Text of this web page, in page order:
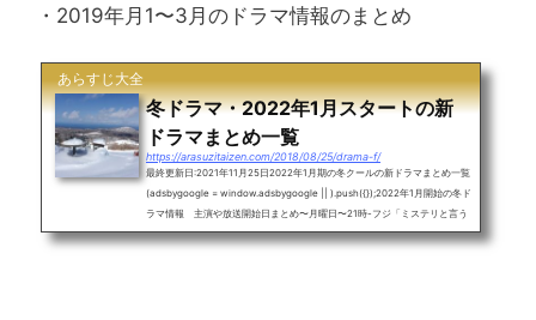
・2019年月1〜3月のドラマ情報のまとめ
あらすじ大全
冬ドラマ・2022年1月スタートの新
ドラマまとめ一覧
https://arasuzitaizen.com/2018/08/25/drama-f/
最終更新日:2021年11月25日2022年1月期の冬クールの新ドラマまとめ一覧
(adsbygoogle = window.adsbygoogle || ).push({});2022年1月開始の冬ド
ラマ情報 主演や放送開始日まとめ〜月曜日〜21時-フジ「ミステリと言う
勿れ」菅田将暉22時-フジ「ドクターホワイト」浜辺美波〜火曜日〜22時-